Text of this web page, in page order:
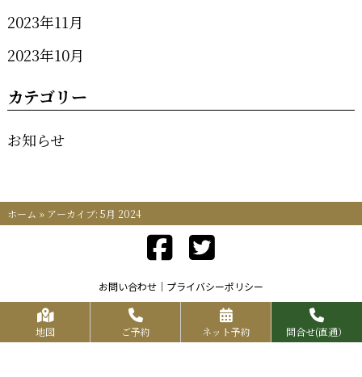
2023年11月
2023年10月
カテゴリー
お知らせ
ホーム » アーカイブ: 5月 2024
お問い合わせ プライバシーポリシー
Copyrights KR FOOD SERVICE All Rights Reserved.
地図 ご予約 ネット予約 問合せ(直通）